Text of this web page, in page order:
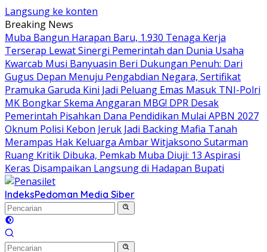
Langsung ke konten
Breaking News
Muba Bangun Harapan Baru, 1.930 Tenaga Kerja
Terserap Lewat Sinergi Pemerintah dan Dunia Usaha
Kwarcab Musi Banyuasin Beri Dukungan Penuh: Dari
Gugus Depan Menuju Pengabdian Negara, Sertifikat
Pramuka Garuda Kini Jadi Peluang Emas Masuk TNI-Polri
MK Bongkar Skema Anggaran MBG! DPR Desak
Pemerintah Pisahkan Dana Pendidikan Mulai APBN 2027
Oknum Polisi Kebon Jeruk Jadi Backing Mafia Tanah
Merampas Hak Keluarga Ambar Witjaksono Sutarman
Ruang Kritik Dibuka, Pemkab Muba Diuji: 13 Aspirasi
Keras Disampaikan Langsung di Hadapan Bupati
IndeksPedoman Media Siber